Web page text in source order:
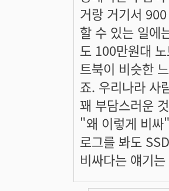
거랑 거기서
할 수 있는 일에
도 100만원대
트북이 비슷한
죠. 우리나라 사
꽤 부담스러운
"왜 이렇게 비싸
로그를 봐도
비싸다는 얘기